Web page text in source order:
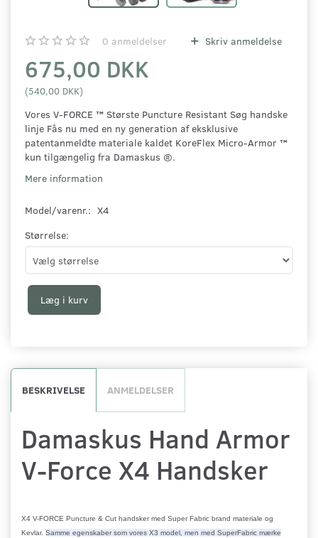
0 anmeldelser Skriv anmeldelse
675,00 DKK
(540,00 DKK)
Vores V-FORCE ™ Største Puncture Resistant Søg handske
linje Fås nu med en ny generation af eksklusive
patentanmeldte materiale kaldet KoreFlex Micro-Armor ™
kun tilgængelig fra Damaskus ®.
Mere information
Model/varenr.: X4
Størrelse:
Læg i kurv
BESKRIVELSE ANMELDELSER
Damaskus Hand Armor
V-Force X4 Handsker
X4 V-FORCE Puncture & Cut handsker med Super Fabric brand materiale og
Kevlar. Samme egenskaber som vores X3 model, men med SuperFabric mærke